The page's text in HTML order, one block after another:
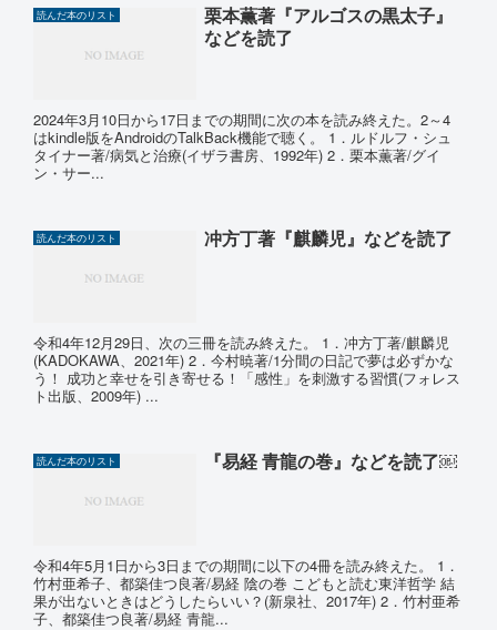
読んだ本のリスト
栗本薫著『アルゴスの黒太子』
などを読了
2024年3月10日から17日までの期間に次の本を読み終えた。2～4
はkindle版をAndroidのTalkBack機能で聴く。 1．ルドルフ・シュ
タイナー著/病気と治療(イザラ書房、1992年) 2．栗本薫著/グイ
ン・サー...
読んだ本のリスト 冲方丁著『麒麟児』などを読了
令和4年12月29日、次の三冊を読み終えた。 1．冲方丁著/麒麟児
(KADOKAWA、2021年) 2．今村暁著/1分間の日記で夢は必ずかな
う！ 成功と幸せを引き寄せる！「感性」を刺激する習慣(フォレス
ト出版、2009年) ...
読んだ本のリスト 『易経 青龍の巻』などを読了￼
令和4年5月1日から3日までの期間に以下の4冊を読み終えた。 1．
竹村亜希子、都築佳つ良著/易経 陰の巻 こどもと読む東洋哲学 結
果が出ないときはどうしたらいい？(新泉社、2017年) 2．竹村亜希
子、都築佳つ良著/易経 青龍...